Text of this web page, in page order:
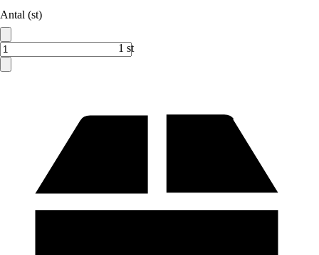
Antal (st)
1 st